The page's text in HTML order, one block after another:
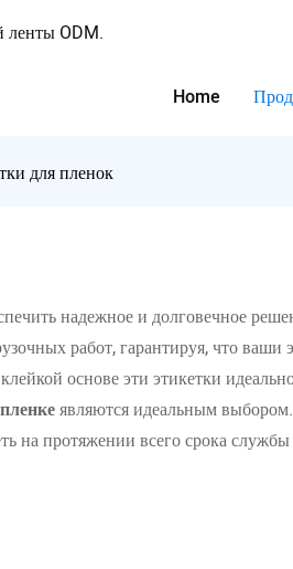
ленты ODM.
Home
для пленок
надежное и долговечное
работ, гарантируя, что
основе эти этикетки
являются идеальным
на протяжении всего срока